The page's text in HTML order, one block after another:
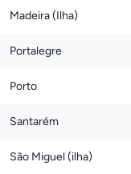
Madeira (Ilha)
Portalegre
Porto
Santarém
São Miguel (ilha)